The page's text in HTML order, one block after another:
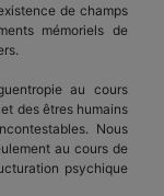
de champs
mémoriels de
au cours
des êtres humains
Nous
au cours de
psychique